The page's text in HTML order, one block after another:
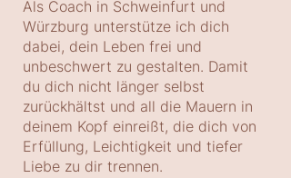
Als Coach in Schweinfurt und
Würzburg unterstütze ich dich
dabei, dein Leben frei und
unbeschwert zu gestalten. Damit
du dich nicht länger selbst
zurückhältst und all die Mauern in
deinem Kopf einreißt, die dich von
Erfüllung, Leichtigkeit und tiefer
Liebe zu dir trennen.